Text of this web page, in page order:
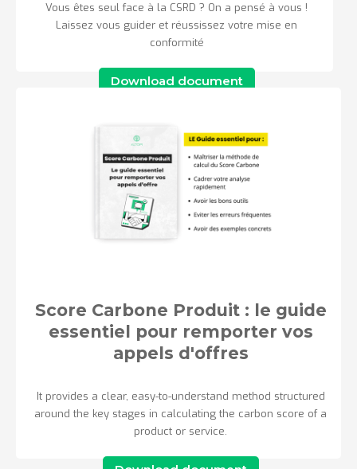
Vous êtes seul face à la CSRD ? On a pensé à vous !
Laissez vous guider et réussissez votre mise en
conformité
Download document
Score Carbone Produit : le guide
essentiel pour remporter vos
appels d'offres
It provides a clear, easy-to-understand method structured
around the key stages in calculating the carbon score of a
product or service.